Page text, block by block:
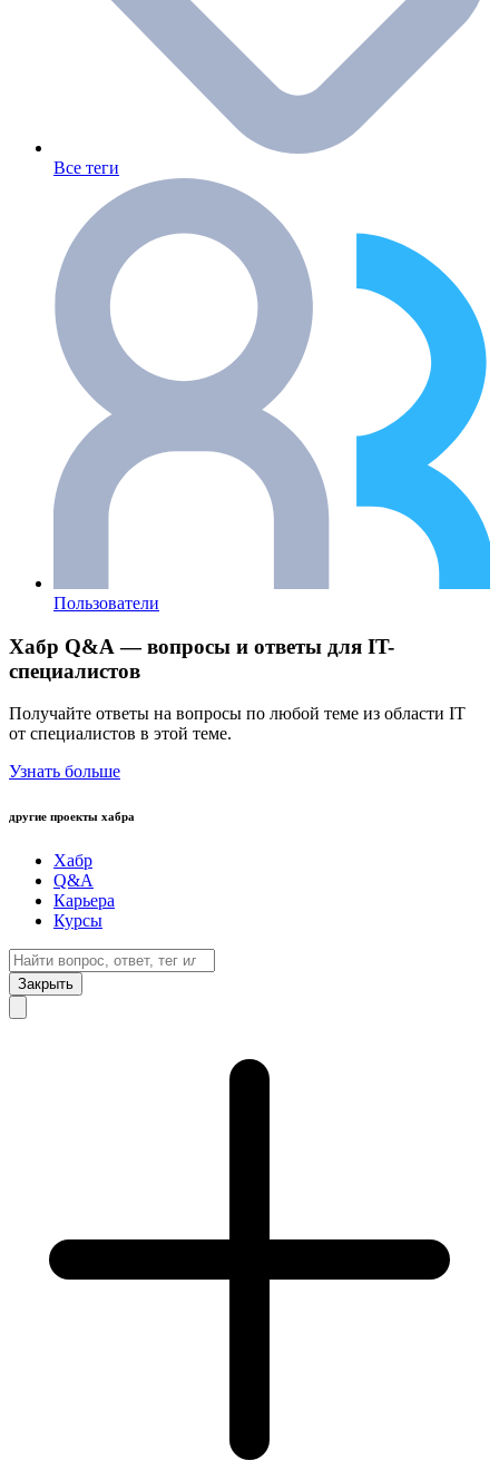
Все теги
Пользователи
Хабр Q&A — вопросы и ответы для IT-
специалистов
Получайте ответы на вопросы по любой теме из области IT
от специалистов в этой теме.
Узнать больше
другие проекты хабра
Хабр
Q&A
Карьера
Курсы
Закрыть